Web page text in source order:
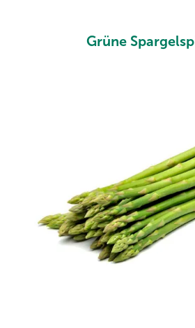
Grüne